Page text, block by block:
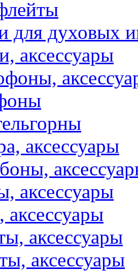
для духовых
аксессуары
аксессуары
аксессуары
аксессуары
аксессуары